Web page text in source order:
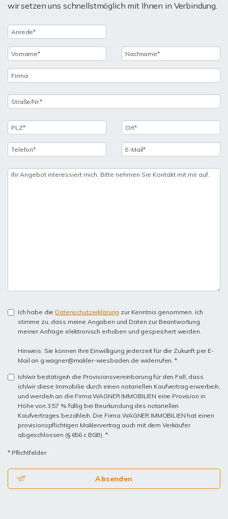
wir setzen uns schnellstmöglich mit Ihnen in Verbindung.
Ich habe die Datenschutzerklärung zur Kenntnis genommen. Ich
stimme zu, dass meine Angaben und Daten zur Beantwortung
meiner Anfrage elektronisch erhoben und gespeichert werden.
Hinweis: Sie können Ihre Einwilligung jederzeit für die Zukunft per E-
Mail an g.wagner@makler-wiesbaden.de widerrufen. *
Ich/wir bestätige/n die Provisionsvereinbarung für den Fall, dass
ich/wir diese Immobilie durch einen notariellen Kaufvertrag erwerbe/n,
und werde/n an die Firma WAGNER IMMOBILIEN eine Provision in
Höhe von 3,57 % fällig bei Beurkundung des notariellen
Kaufvertrages bezahle/n. Die Firma WAGNER IMMOBILIEN hat einen
provisionspflichtigen Maklervertrag auch mit dem Verkäufer
abgeschlossen (§ 656 c BGB). *
* Pflichtfelder
Absenden